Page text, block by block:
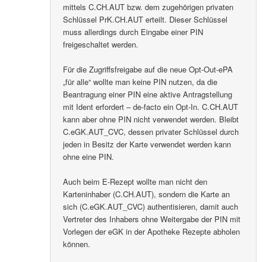
mittels C.CH.AUT bzw. dem zugehörigen privaten
Schlüssel PrK.CH.AUT erteilt. Dieser Schlüssel
muss allerdings durch Eingabe einer PIN
freigeschaltet werden.
Für die Zugriffsfreigabe auf die neue Opt-Out-ePA
„für alle“ wollte man keine PIN nutzen, da die
Beantragung einer PIN eine aktive Antragstellung
mit Ident erfordert – de-facto ein Opt-In. C.CH.AUT
kann aber ohne PIN nicht verwendet werden. Bleibt
C.eGK.AUT_CVC, dessen privater Schlüssel durch
jeden in Besitz der Karte verwendet werden kann
ohne eine PIN.
Auch beim E-Rezept wollte man nicht den
Karteninhaber (C.CH.AUT), sondern die Karte an
sich (C.eGK.AUT_CVC) authentisieren, damit auch
Vertreter des Inhabers ohne Weitergabe der PIN mit
Vorlegen der eGK in der Apotheke Rezepte abholen
können.